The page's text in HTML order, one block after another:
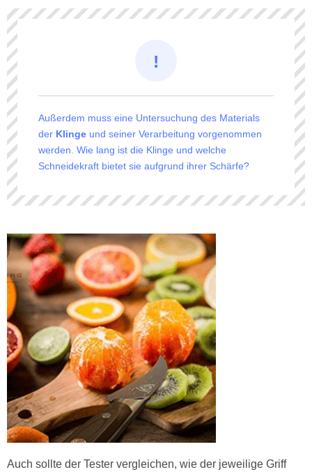
Außerdem muss eine Untersuchung des Materials
der Klinge und seiner Verarbeitung vorgenommen
werden. Wie lang ist die Klinge und welche
Schneidekraft bietet sie aufgrund ihrer Schärfe?
Auch sollte der Tester vergleichen, wie der jeweilige Griff